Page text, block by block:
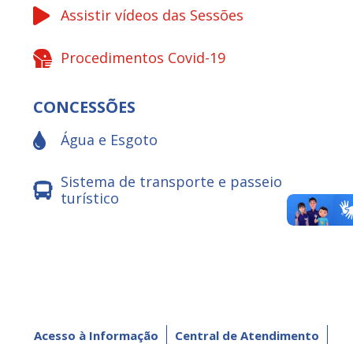
Assistir vídeos das Sessões
Procedimentos Covid-19
CONCESSÕES
Água e Esgoto
Sistema de transporte e passeio
turístico
Acesso à Informação
Central de Atendimento